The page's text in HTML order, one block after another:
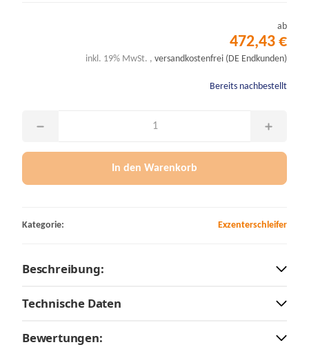
ab
472,43 €
inkl. 19% MwSt. , versandkostenfrei (DE Endkunden)
Bereits nachbestellt
In den Warenkorb
Kategorie: Exzenterschleifer
Beschreibung:
Technische Daten
Bewertungen: